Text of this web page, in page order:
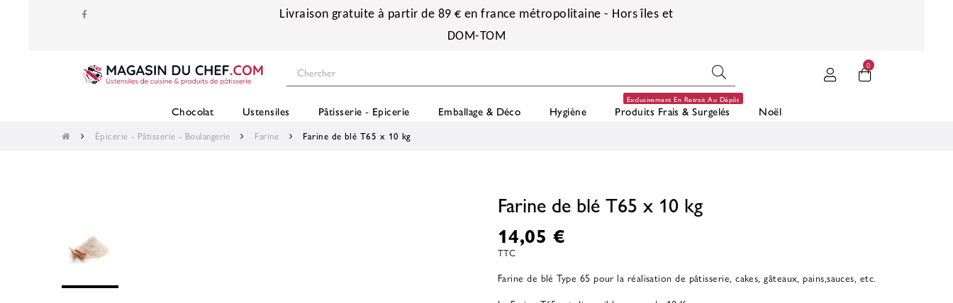
Livraison gratuite à partir de 89 € en france métropolitaine - Hors îles et
DOM-TOM
0
Chocolat Ustensiles Pâtisserie - Epicerie Emballage & Déco Hygiène Produits Frais & Surgelés
Exclusivement En Retrait Au Dépôt
Noël
Épicerie - Pâtisserie - Boulangerie Farine Farine de blé T65 x 10 kg
Farine de blé T65 x 10 kg
14,05 €
TTC
Farine de blé Type 65 pour la réalisation de pâtisserie, cakes, gâteaux, pains,sauces, etc.